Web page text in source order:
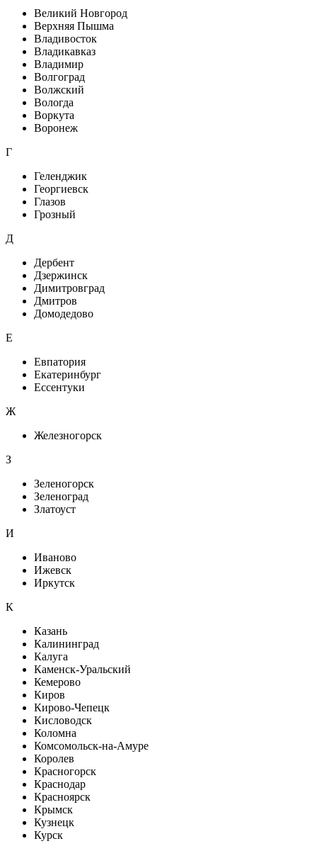
Великий Новгород
Верхняя Пышма
Владивосток
Владикавказ
Владимир
Волгоград
Волжский
Вологда
Воркута
Воронеж
Г
Геленджик
Георгиевск
Глазов
Грозный
Д
Дербент
Дзержинск
Димитровград
Дмитров
Домодедово
Е
Евпатория
Екатеринбург
Ессентуки
Ж
Железногорск
З
Зеленогорск
Зеленоград
Златоуст
И
Иваново
Ижевск
Иркутск
К
Казань
Калининград
Калуга
Каменск-Уральский
Кемерово
Киров
Кирово-Чепецк
Кисловодск
Коломна
Комсомольск-на-Амуре
Королев
Красногорск
Краснодар
Красноярск
Крымск
Кузнецк
Курск